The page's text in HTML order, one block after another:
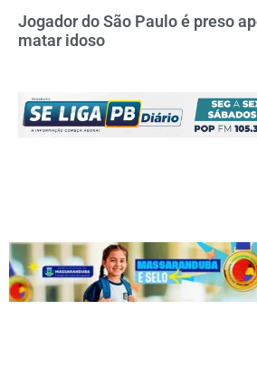
Jogador do São Paulo é preso
matar idoso